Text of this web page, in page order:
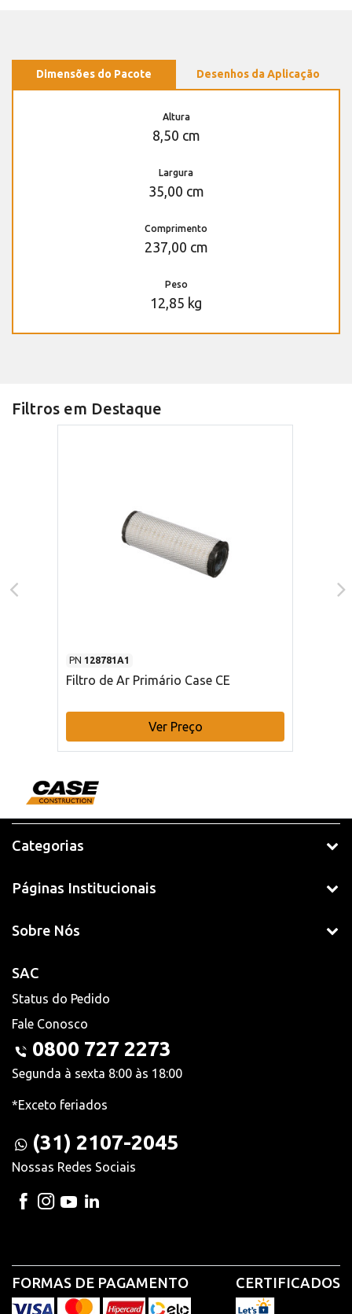
Dimensões do Pacote Desenhos da Aplicação
Altura
8,50 cm
Largura
35,00 cm
Comprimento
237,00 cm
Peso
12,85 kg
Filtros em Destaque
PN 128781A1
Filtro de Ar Primário Case CE
Ver Preço
Categorias
Páginas Institucionais
Sobre Nós
SAC
Status do Pedido
Fale Conosco
0800 727 2273
Segunda à sexta 8:00 às 18:00
*Exceto feriados
(31) 2107-2045
Nossas Redes Sociais
FORMAS DE PAGAMENTO CERTIFICADOS